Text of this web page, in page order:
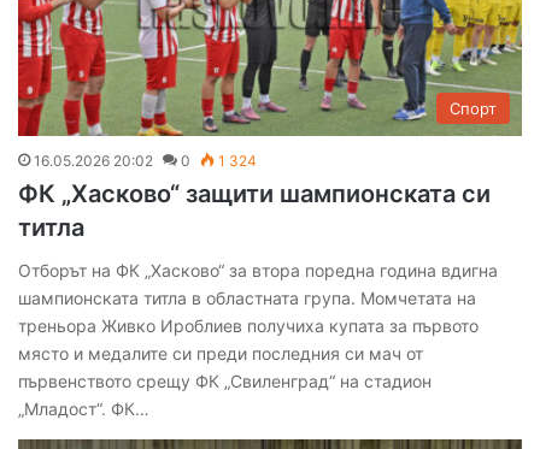
Спорт
16.05.2026 20:02 0 1 324
ФК „Хасково“ защити шампионската си
титла
Отборът на ФК „Хасково“ за втора поредна година вдигна
шампионската титла в областната група. Момчетата на
треньора Живко Ироблиев получиха купата за първото
място и медалите си преди последния си мач от
първенството срещу ФК „Свиленград“ на стадион
„Младост“. ФК…